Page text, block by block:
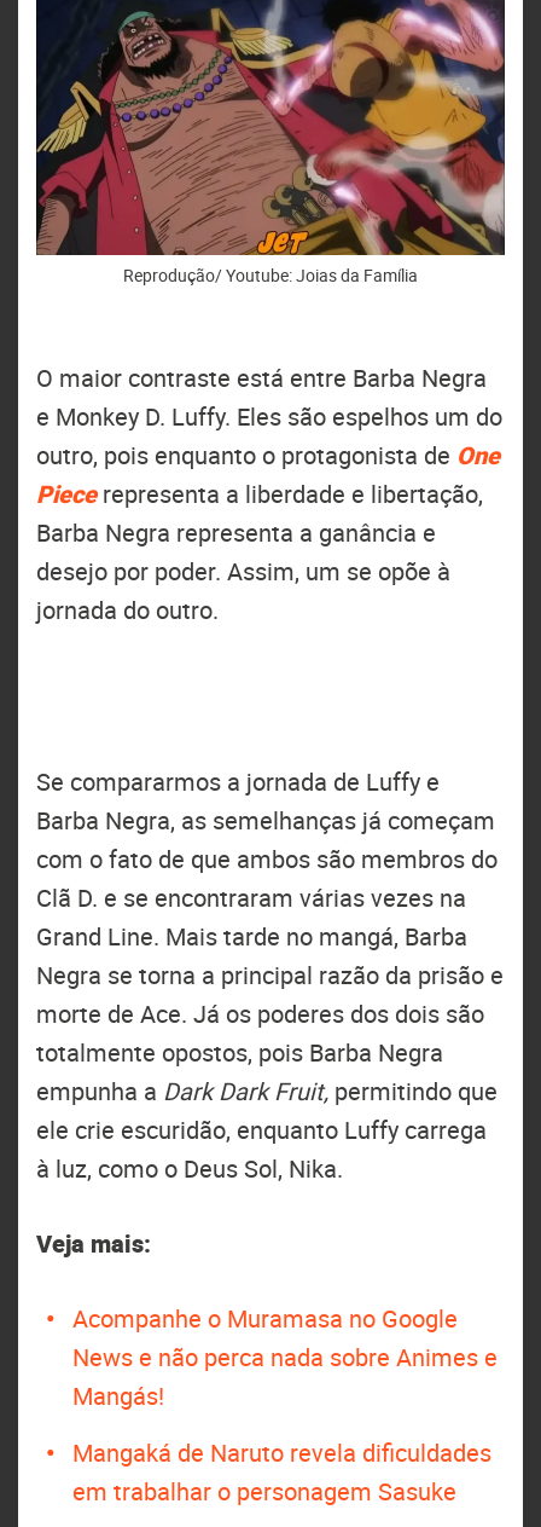
Reprodução/ Youtube: Joias da Família
O maior contraste está entre Barba Negra
e Monkey D. Luffy. Eles são espelhos um do
outro, pois enquanto o protagonista de One
Piece representa a liberdade e libertação,
Barba Negra representa a ganância e
desejo por poder. Assim, um se opõe à
jornada do outro.
Se compararmos a jornada de Luffy e
Barba Negra, as semelhanças já começam
com o fato de que ambos são membros do
Clã D. e se encontraram várias vezes na
Grand Line. Mais tarde no mangá, Barba
Negra se torna a principal razão da prisão e
morte de Ace. Já os poderes dos dois são
totalmente opostos, pois Barba Negra
empunha a Dark Dark Fruit, permitindo que
ele crie escuridão, enquanto Luffy carrega
à luz, como o Deus Sol, Nika.
Veja mais:
Acompanhe o Muramasa no Google
News e não perca nada sobre Animes e
Mangás!
Mangaká de Naruto revela dificuldades
em trabalhar o personagem Sasuke